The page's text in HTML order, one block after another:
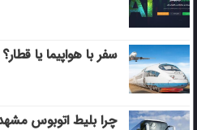
سفر با هواپیما یا
چرا بلیط اتوبوس